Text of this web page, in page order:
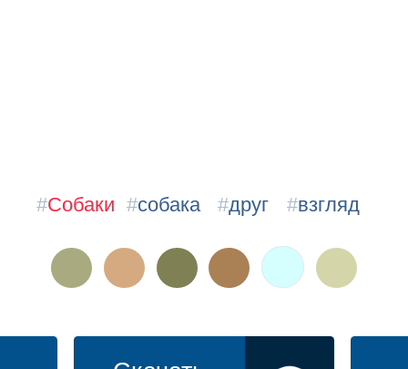
#Собаки #собака #друг #взгляд